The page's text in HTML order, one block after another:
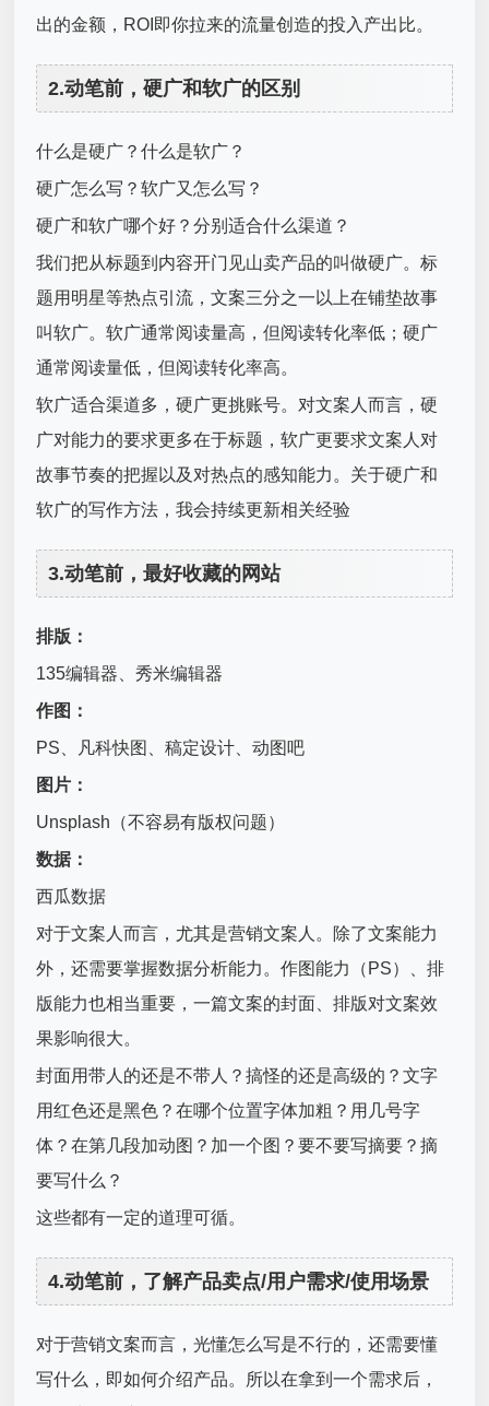
出的金额，ROI即你拉来的流量创造的投入产出比。
2.动笔前，硬广和软广的区别
什么是硬广？什么是软广？
硬广怎么写？软广又怎么写？
硬广和软广哪个好？分别适合什么渠道？
我们把从标题到内容开门见山卖产品的叫做硬广。标
题用明星等热点引流，文案三分之一以上在铺垫故事
叫软广。软广通常阅读量高，但阅读转化率低；硬广
通常阅读量低，但阅读转化率高。
软广适合渠道多，硬广更挑账号。对文案人而言，硬
广对能力的要求更多在于标题，软广更要求文案人对
故事节奏的把握以及对热点的感知能力。关于硬广和
软广的写作方法，我会持续更新相关经验
3.动笔前，最好收藏的网站
排版：
135编辑器、秀米编辑器
作图：
PS、凡科快图、稿定设计、动图吧
图片：
Unsplash（不容易有版权问题）
数据：
西瓜数据
对于文案人而言，尤其是营销文案人。除了文案能力
外，还需要掌握数据分析能力。作图能力（PS）、排
版能力也相当重要，一篇文案的封面、排版对文案效
果影响很大。
封面用带人的还是不带人？搞怪的还是高级的？文字
用红色还是黑色？在哪个位置字体加粗？用几号字
体？在第几段加动图？加一个图？要不要写摘要？摘
要写什么？
这些都有一定的道理可循。
4.动笔前，了解产品卖点/用户需求/使用场景
对于营销文案而言，光懂怎么写是不行的，还需要懂
写什么，即如何介绍产品。所以在拿到一个需求后，